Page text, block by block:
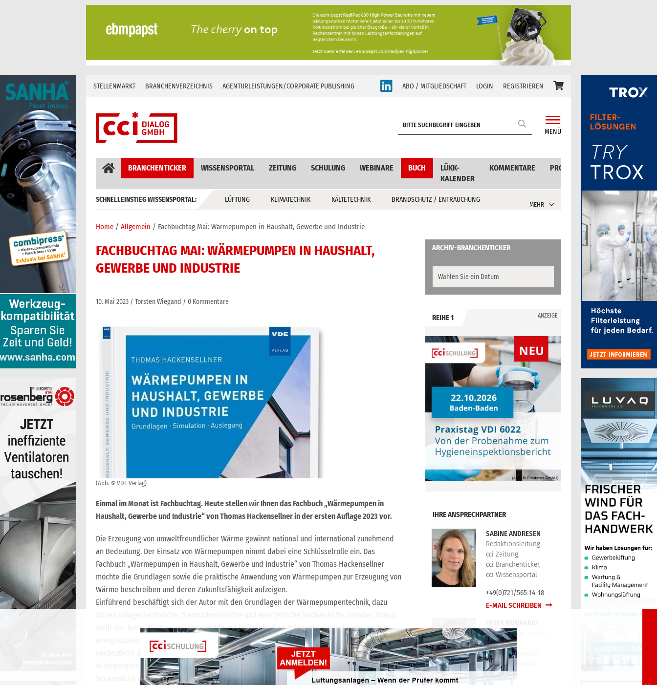
Skip
content
STELLENMARKT BRANCHENVERZEICHNIS AGENTURLEISTUNGEN/CORPORATE PUBLISHING ABO / MITGLIEDSCHAFT LOGIN REGISTRIEREN
MENÜ
BRANCHENTICKER WISSENSPORTAL ZEITUNG SCHULUNG WEBINARE BUCH
LÜKK-
KALENDER
KOMMENTARE PRODUKTE
SCHNELLEINSTIEG WISSENSPORTAL: LÜFTUNG KLIMATECHNIK KÄLTETECHNIK BRANDSCHUTZ / ENTRAUCHUNG
MEHR
Home Allgemein Fachbuchtag Mai: Wärmepumpen in Haushalt, Gewerbe und Industrie
FACHBUCHTAG MAI: WÄRMEPUMPEN IN HAUSHALT,
GEWERBE UND INDUSTRIE
10. Mai 2023 Torsten Wiegand 0 Kommentare
(Abb. © VDE Verlag)
Einmal im Monat ist Fachbuchtag. Heute stellen wir Ihnen das Fachbuch „Wärmepumpen in
Haushalt, Gewerbe und Industrie“ von Thomas Hackensellner in der ersten Auflage 2023 vor.
Die Erzeugung von umweltfreundlicher Wärme gewinnt national und international zunehmend
an Bedeutung. Der Einsatz von Wärmepumpen nimmt dabei eine Schlüsselrolle ein. Das
Fachbuch „Wärmepumpen in Haushalt, Gewerbe und Industrie“ von Thomas Hackensellner
möchte die Grundlagen sowie die praktische Anwendung von Wärmepumpen zur Erzeugung von
Wärme beschreiben und deren Zukunftsfähigkeit aufzeigen.
Einführend beschäftigt sich der Autor mit den Grundlagen der Wärmepumpentechnik, dazu
stellt der Autor Wärmepumpenbauarten mit beispielhaften Anlagenkonfigurationen vor. Ein
energetischer und umwelttechnischer Vergleich zu konventionellen Heizungsanlagen
verdeutlicht das Umweltpotenzial von Wärmepumpen. Zudem werden grundlegende
Auslegungskriterien genannt. Darüber hinaus erörtert Hackensellner die zunehmende
Verwendung von numerischen Simulationsmodellen für Wärmepumpen in Wissenschaft und
ARCHIV-BRANCHENTICKER
REIHE 1 ANZEIGE
IHRE ANSPRECHPARTNER
SABINE ANDRESEN
Redaktionsleitung
cci Zeitung,
cci Branchenticker,
cci Wissensportal
+49(0)721/565 14-18
E-MAIL SCHREIBEN
Technikredaktion cci
Zeitung,
cci Branchenticker,
cci Wissensportal